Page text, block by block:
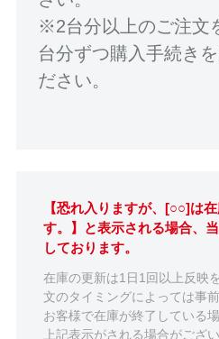
※2台分以上のご注文
台分ずつ購入手続き
ださい。
【恐れ入りますが、[○○]は
す。】と表示される場合、
しております。
在庫の更新は1日1回以上反映
文のタイミングによっては事
お客様で在庫が終了している
上記表示がされる場合がござ